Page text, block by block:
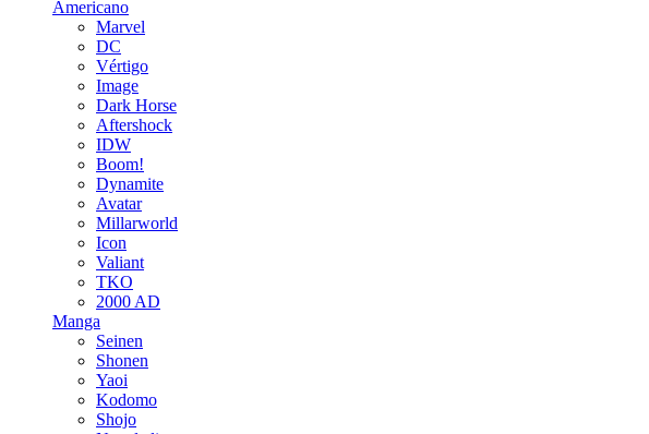
Americano
Marvel
DC
Vértigo
Image
Dark Horse
Aftershock
IDW
Boom!
Dynamite
Avatar
Millarworld
Icon
Valiant
TKO
2000 AD
Manga
Seinen
Shonen
Yaoi
Kodomo
Shojo